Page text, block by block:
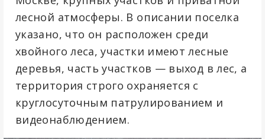
лесной атмосферы. В описании поселка
указано, что он расположен среди
хвойного леса, участки имеют лесные
деревья, часть участков — выход в лес, а
территория строго охраняется с
круглосуточным патрулированием и
видеонаблюдением.